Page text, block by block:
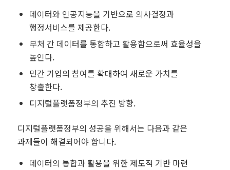
데이터와 인공지능을 기반으로 의사결정과
행정서비스를 제공한다.
부처 간 데이터를 통합하고 활용함으로써 효율성을
높인다.
민간 기업의 참여를 확대하여 새로운 가치를
창출한다.
디지털플랫폼정부의 추진 방향.
디지털플랫폼정부의 성공을 위해서는 다음과 같은
과제들이 해결되어야 합니다.
데이터의 통합과 활용을 위한 제도적 기반 마련